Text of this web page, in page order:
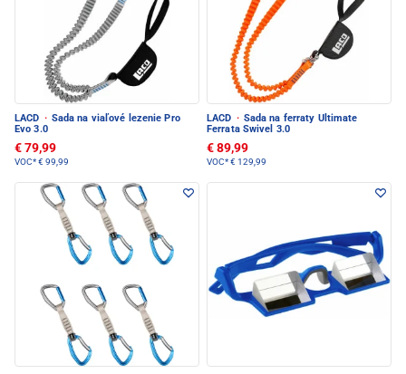
LACD · Sada na viaľové lezenie Pro
Evo 3.0
€ 79,99
VOC*€ 99,99
LACD · Sada na ferraty Ultimate
Ferrata Swivel 3.0
€ 89,99
VOC*€ 129,99